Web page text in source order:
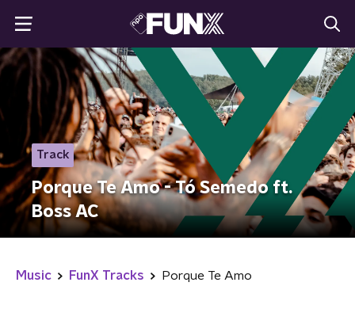
Track
Porque Te Amo - Tó Semedo ft.
Boss AC
Music FunX Tracks Porque Te Amo